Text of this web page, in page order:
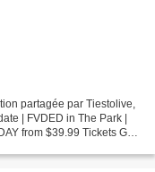
partagée par Tiestolive,
| FVDED in The Park |
from $39.99 Tickets GA+